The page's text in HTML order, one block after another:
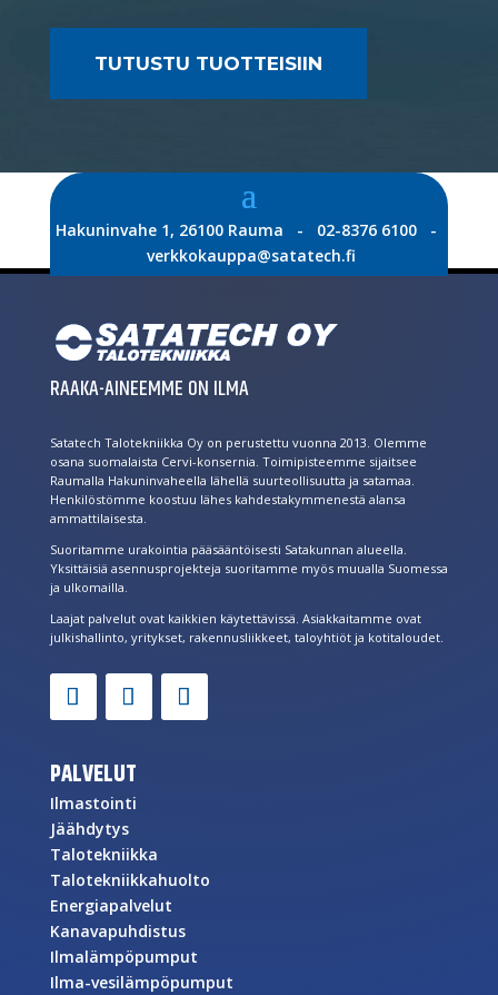
TUTUSTU TUOTTEISIIN
Hakuninvahe 1, 26100 Rauma - 02-8376 6100 -
verkkokauppa@satatech.fi
RAAKA-AINEEMME ON ILMA
Satatech Talotekniikka Oy on perustettu vuonna 2013. Olemme
osana suomalaista Cervi-konsernia. Toimipisteemme sijaitsee
Raumalla Hakuninvaheella lähellä suurteollisuutta ja satamaa.
Henkilöstömme koostuu lähes kahdestakymmenestä alansa
ammattilaisesta.
Suoritamme urakointia pääsääntöisesti Satakunnan alueella.
Yksittäisiä asennusprojekteja suoritamme myös muualla Suomessa
ja ulkomailla.
Laajat palvelut ovat kaikkien käytettävissä. Asiakkaitamme ovat
julkishallinto, yritykset, rakennusliikkeet, taloyhtiöt ja kotitaloudet.
PALVELUT
Ilmastointi
Jäähdytys
Talotekniikka
Talotekniikkahuolto
Energiapalvelut
Kanavapuhdistus
Ilmalämpöpumput
Ilma-vesilämpöpumput